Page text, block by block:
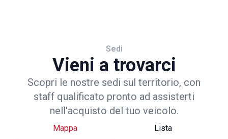
Sedi
Vieni a trovarci
Scopri le nostre sedi sul territorio, con
staff qualificato pronto ad assisterti
nell'acquisto del tuo veicolo.
Mappa Lista